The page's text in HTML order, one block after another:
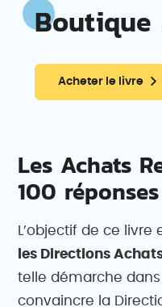
Boutique
Acheter le livre
Les Achats
100 réponses
L’objectif de ce
les Directions
telle démarche
convaincre la